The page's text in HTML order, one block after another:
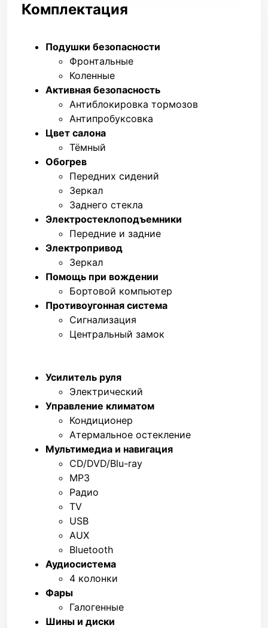
Комплектация
Подушки безопасности
Фронтальные
Коленные
Активная безопасность
Антиблокировка тормозов
Антипробуксовка
Цвет салона
Тёмный
Обогрев
Передних сидений
Зеркал
Заднего стекла
Электростеклоподъемники
Передние и задние
Электропривод
Зеркал
Помощь при вождении
Бортовой компьютер
Противоугонная система
Сигнализация
Центральный замок
Усилитель руля
Электрический
Управление климатом
Кондиционер
Атермальное остекление
Мультимедиа и навигация
CD/DVD/Blu-ray
MP3
Радио
TV
USB
AUX
Bluetooth
Аудиосистема
4 колонки
Фары
Галогенные
Шины и диски